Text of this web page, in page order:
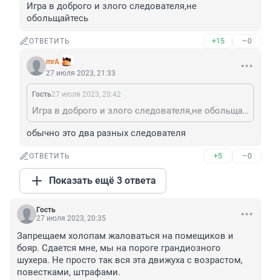
Игра в доброго и злого следователя,не
обольщайтесь
ОТВЕТИТЬ +15 –0
mrA
27 июля 2023, 21:33
Гость27 июля 2023, 20:42
Игра в доброго и злого следователя,не обольщайтесь
обычно это два разных следователя
ОТВЕТИТЬ +5 –0
Показать ещё 3 ответа
Гость
27 июля 2023, 20:35
Запрещаем холопам жаловаться на помещиков и
бояр. Сдается мне, мы на пороге грандиозного
шухера. Не просто так вся эта движуха с возрастом,
повестками, штрафами.